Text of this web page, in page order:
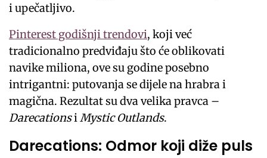
i upečatljivo.
Pinterest godišnji trendovi, koji već
tradicionalno predviđaju što će oblikovati
navike miliona, ove su godine posebno
intrigantni: putovanja se dijele na hrabra i
magična. Rezultat su dva velika pravca –
DarecationsiMystic Outlands.
Darecations: Odmor koji diže puls